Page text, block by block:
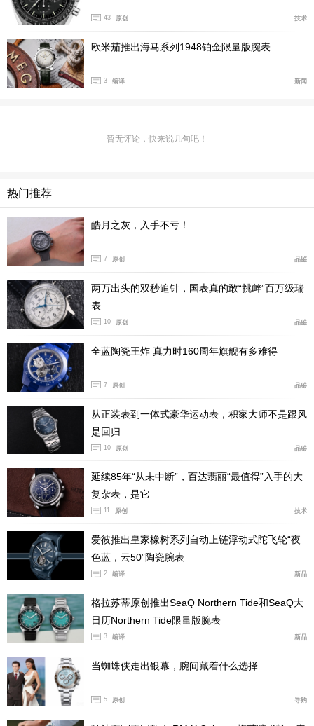
的“托爪”（griffes），最初是为了将蓝宝石水晶表镜和防
水垫圈更牢固地固定在表壳上。这是一个纯粹的功能性设
计，但它意外地成为星座系列最具辨识度的视觉符号。
托爪的巧妙之处在于，它同时完成了两件事：在物理层面
变，始终缺乏一个可以持续贯穿的设计语言。曼哈顿之
43 原创 技术
欧米茄推出海马系列1948铂金限量版腕表
3 编译 新闻
暂无评论，快来说几句吧！
热门推荐
皓月之灰，入手不亏！
7 原创 品鉴
两万出头的双秒追针，国表真的敢“挑衅”百万级瑞
表
10 原创 品鉴
全蓝陶瓷王炸 真力时160周年旗舰有多难得
7 原创 品鉴
从正装表到一体式豪华运动表，积家大师不是跟风
是回归
10 原创 品鉴
延续85年“从未中断”，百达翡丽“最值得”入手的大
复杂表，是它
11 原创 技术
爱彼推出皇家橡树系列自动上链浮动式陀飞轮“夜
色蓝，云50”陶瓷腕表
2 编译 新品
格拉苏蒂原创推出SeaQ Northern Tide和SeaQ大
日历Northern Tide限量版腕表
3 编译 新品
当蜘蛛侠走出银幕，腕间藏着什么选择
5 原创 导购